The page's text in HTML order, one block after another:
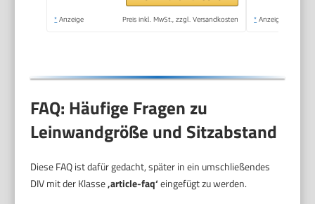
für Heimkino
* Anzeige Preis inkl. MwSt., zzgl. Versandkosten * Anzeige
FAQ: Häufige Fragen zu
Leinwandgröße und Sitzabstand
Diese FAQ ist dafür gedacht, später in ein umschließendes
DIV mit der Klasse‚article-faq‘eingefügt zu werden.